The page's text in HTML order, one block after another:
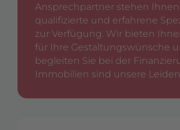
Ansprechpartner stehen Ihnen
qualifizierte und erfahrene
zur Verfügung. Wir bieten
für Ihre Gestaltungswünsche
begleiten Sie bei der
Immobilien sind unsere